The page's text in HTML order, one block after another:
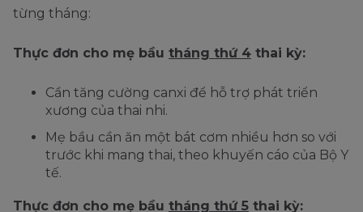
từng tháng:
Thực đơn cho mẹ bầu tháng thứ 4 thai kỳ:
Cần tăng cường canxi để hỗ trợ phát triển
xương của thai nhi.
Mẹ bầu cần ăn một bát cơm nhiều hơn so với
trước khi mang thai, theo khuyến cáo của Bộ Y
tế.
Thực đơn cho mẹ bầu tháng thứ 5 thai kỳ: